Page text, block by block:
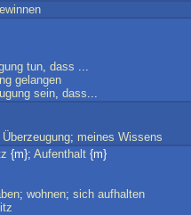
tun, dass ...
gelangen
sein, dass...
Überzeugung; meines Wissens
{m}; Aufenthalt {m}
; wohnen; sich aufhalten